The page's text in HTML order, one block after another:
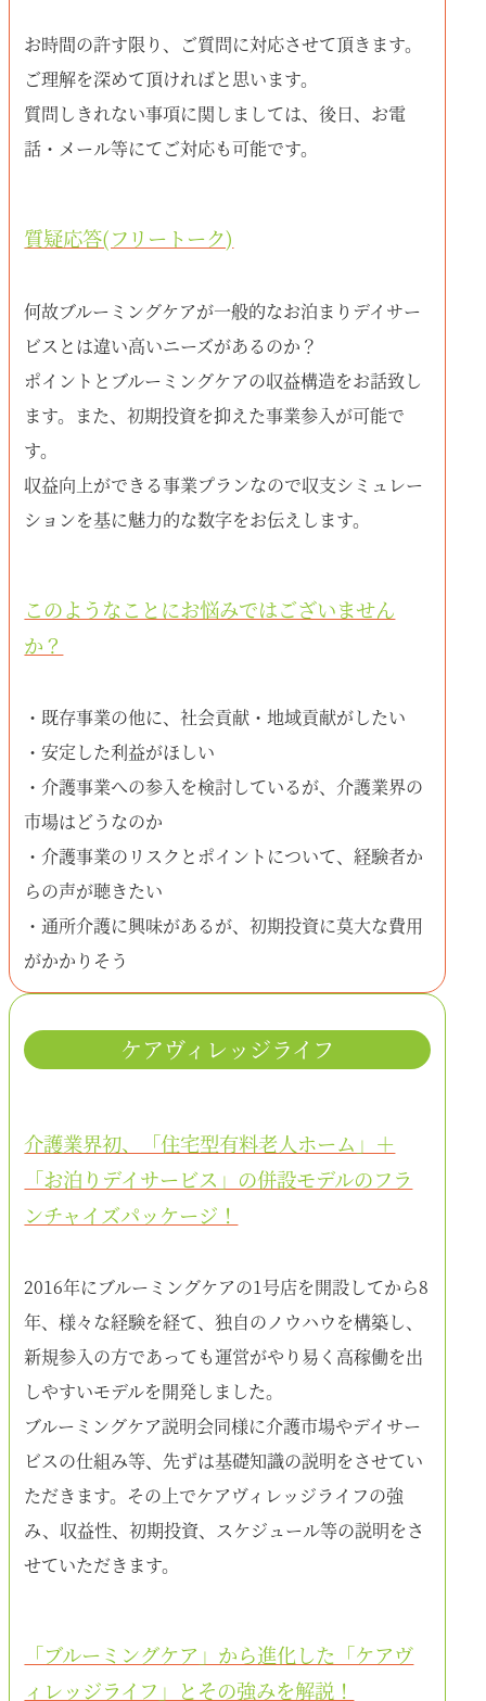
お時間の許す限り、ご質問に対応させて頂きます。
ご理解を深めて頂ければと思います。
質問しきれない事項に関しましては、後日、お電
話・メール等にてご対応も可能です。
質疑応答(フリートーク)
何故ブルーミングケアが一般的なお泊まりデイサー
ビスとは違い高いニーズがあるのか？
ポイントとブルーミングケアの収益構造をお話致し
ます。また、初期投資を抑えた事業参入が可能で
す。
収益向上ができる事業プランなので収支シミュレー
ションを基に魅力的な数字をお伝えします。
このようなことにお悩みではございません
か？
・既存事業の他に、社会貢献・地域貢献がしたい
・安定した利益がほしい
・介護事業への参入を検討しているが、介護業界の
市場はどうなのか
・介護事業のリスクとポイントについて、経験者か
らの声が聴きたい
・通所介護に興味があるが、初期投資に莫大な費用
がかかりそう
ケアヴィレッジライフ
介護業界初、「住宅型有料老人ホーム」＋
「お泊りデイサービス」の併設モデルのフラ
ンチャイズパッケージ！
2016年にブルーミングケアの1号店を開設してから8
年、様々な経験を経て、独自のノウハウを構築し、
新規参入の方であっても運営がやり易く高稼働を出
しやすいモデルを開発しました。
ブルーミングケア説明会同様に介護市場やデイサー
ビスの仕組み等、先ずは基礎知識の説明をさせてい
ただきます。その上でケアヴィレッジライフの強
み、収益性、初期投資、スケジュール等の説明をさ
せていただきます。
「ブルーミングケア」から進化した「ケアヴ
ィレッジライフ」とその強みを解説！